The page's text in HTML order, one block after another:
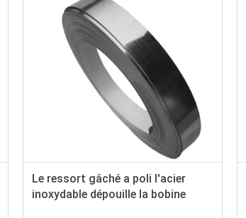
Le ressort gâché a poli l'acier
inoxydable dépouille la bobine